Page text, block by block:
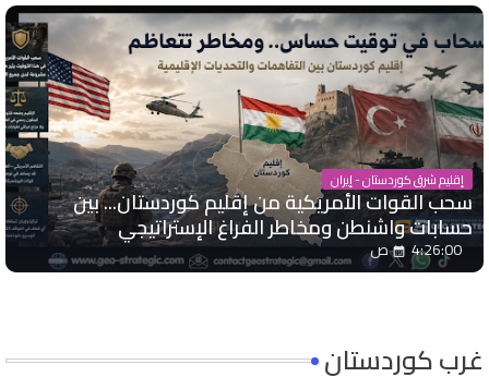
إقليم شرق كوردستان - إيران
سحب القوات الأمريكية من إقليم كوردستان... بين
حسابات واشنطن ومخاطر الفراغ الإستراتيجي
4:26:00 ص
غرب كوردستان